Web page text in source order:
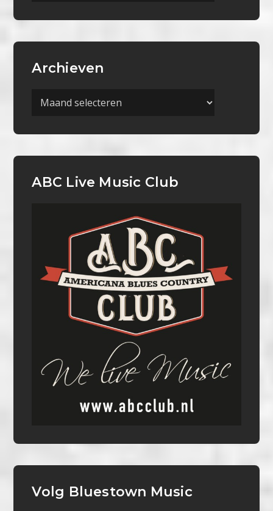
Archieven
Archieven
ABC Live Music Club
Volg Bluestown Music